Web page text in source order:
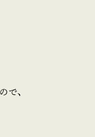
で、